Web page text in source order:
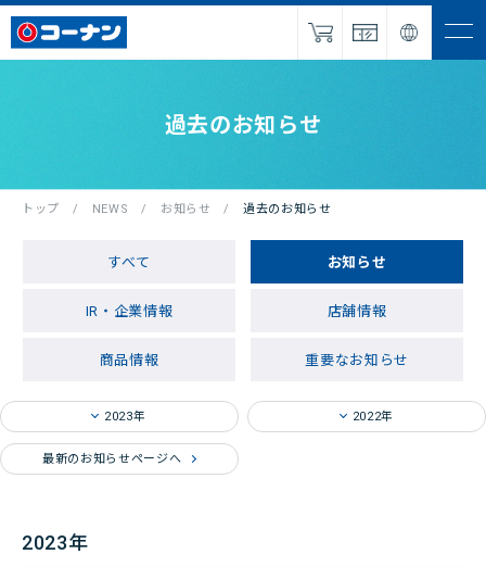
採用情報
募集
お問い合わせ
オンラインショップ
過去のお知らせ
トップ NEWS お知らせ 過去の お知らせ
すべて お知らせ
IR・企業情報 店舗情報
商品情報 重要なお知らせ
2023年 2022年
最新のお知らせページへ
2023年